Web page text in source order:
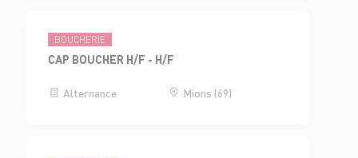
BOUCHERIE
CAP BOUCHER H/F - H/F
Alternance Mions (69)